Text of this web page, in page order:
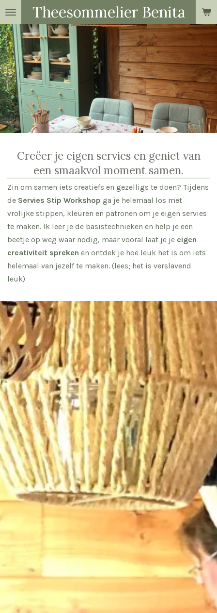
Ga
direct
naar
de
hoofdinhoud
Theesommelier Benita
Creëer je eigen servies en geniet van
een smaakvol moment samen.
Zin om samen iets creatiefs en gezelligs te doen? Tijdens
de Servies Stip Workshop ga je helemaal los met
vrolijke stippen, kleuren en patronen om je eigen servies
te maken. Ik leer je de basistechnieken en help je een
beetje op weg waar nodig, maar vooral laat je je eigen
creativiteit spreken en ontdek je hoe leuk het is om iets
helemaal van jezelf te maken. (lees; het is verslavend
leuk)